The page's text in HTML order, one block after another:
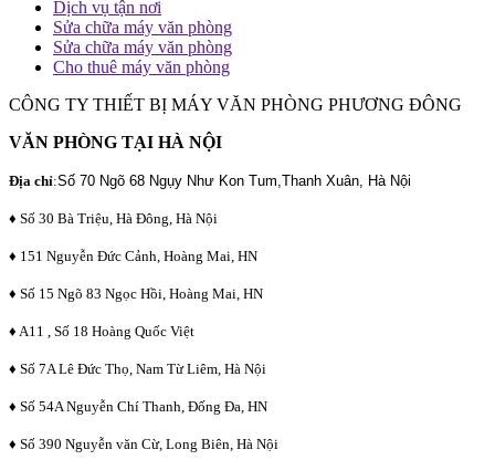
Dịch vụ tận nơi
Sửa chữa máy văn phòng
Sửa chữa máy văn phòng
Cho thuê máy văn phòng
CÔNG TY THIẾT BỊ MÁY VĂN PHÒNG PHƯƠNG ĐÔNG
VĂN PHÒNG TẠI HÀ NỘI
Địa chỉ:Số 70 Ngõ 68 Ngụy Như Kon Tum,Thanh Xuân, Hà Nội
♦ Số 30 Bà Triệu, Hà Đông, Hà Nội
♦ 151 Nguyễn Đức Cảnh, Hoàng Mai, HN
♦ Số 15 Ngõ 83 Ngọc Hồi, Hoàng Mai, HN
♦ A11 , Số 18 Hoàng Quốc Việt
♦ Số 7A Lê Đức Thọ, Nam Từ Liêm, Hà Nội
♦ Số 54A Nguyễn Chí Thanh, Đống Đa, HN
♦ Số 390 Nguyễn văn Cừ, Long Biên, Hà Nội